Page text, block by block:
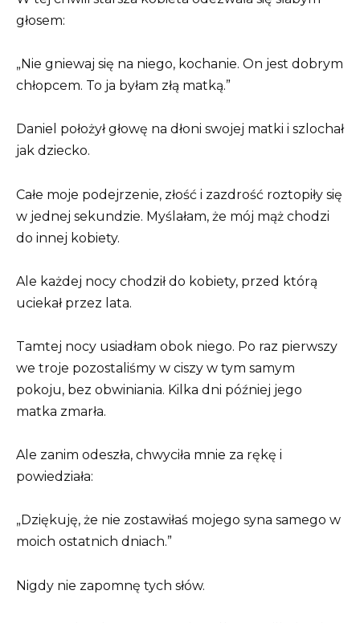
głosem:
„Nie gniewaj się na niego, kochanie. On jest dobrym
chłopcem. To ja byłam złą matką.”
Daniel położył głowę na dłoni swojej matki i szlochał
jak dziecko.
Całe moje podejrzenie, złość i zazdrość roztopiły się
w jednej sekundzie. Myślałam, że mój mąż chodzi
do innej kobiety.
Ale każdej nocy chodził do kobiety, przed którą
uciekał przez lata.
Tamtej nocy usiadłam obok niego. Po raz pierwszy
we troje pozostaliśmy w ciszy w tym samym
pokoju, bez obwiniania. Kilka dni później jego
matka zmarła.
Ale zanim odeszła, chwyciła mnie za rękę i
powiedziała:
„Dziękuję, że nie zostawiłaś mojego syna samego w
moich ostatnich dniach.”
Nigdy nie zapomnę tych słów.